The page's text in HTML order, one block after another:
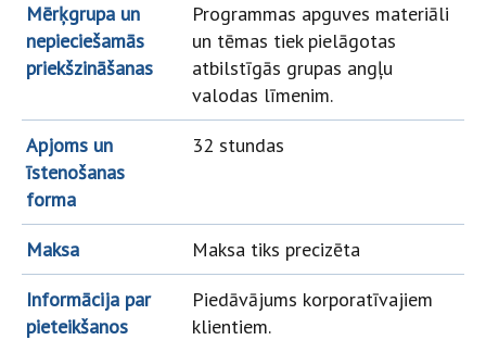
Mērķgrupa un
nepieciešamās
priekšzināšanas
Programmas apguves materiāli
un tēmas tiek pielāgotas
atbilstīgās grupas angļu
valodas līmenim.
Apjoms un
īstenošanas
forma
32 stundas
Maksa
Maksa tiks precizēta
Informācija par
pieteikšanos
Piedāvājums korporatīvajiem
klientiem.